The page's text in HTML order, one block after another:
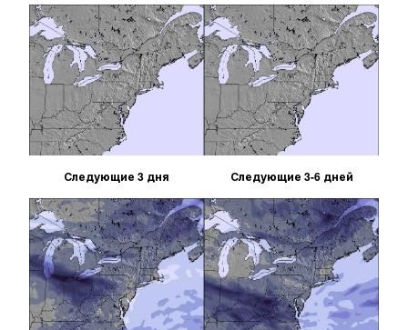
Следующие 3 дня Следующие 3-6 дней